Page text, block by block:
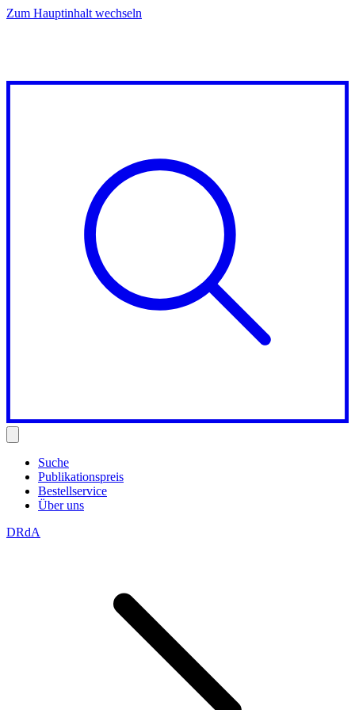
Zum Hauptinhalt wechseln
Suche
Publikationspreis
Bestellservice
Über uns
DRdA